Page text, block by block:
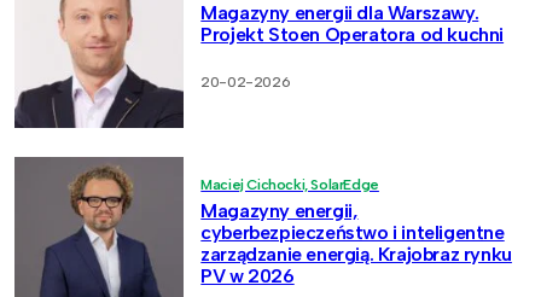
Magazyny energii dla Warszawy.
Projekt Stoen Operatora od kuchni
20-02-2026
Maciej Cichocki, SolarEdge
Magazyny energii,
cyberbezpieczeństwo i inteligentne
zarządzanie energią. Krajobraz rynku
PV w 2026